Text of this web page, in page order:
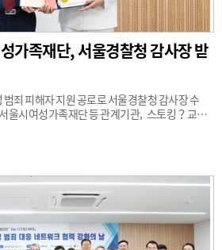
가족재단, 서울경찰청 감사장 받
죄 피해자 지원 공로로 서울경찰청 감사장 수
울시여성가족재단 등 관계기관, 스토킹？교제